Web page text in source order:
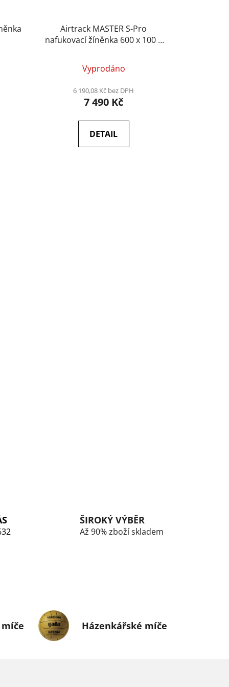
Airtrack MASTER S-Pro
nafukovací žíněnka 600 x 100 x
Vyprodáno
6 190,08 Kč bez DPH
7 490 Kč
DETAIL
ŠIROKÝ VÝBĚR
Až 90% zboží skladem
Házenkářské míče